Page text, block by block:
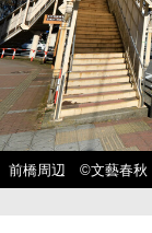
前橋周辺 ©️文藝春秋